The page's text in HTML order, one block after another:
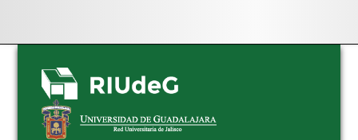
Skip
navigation